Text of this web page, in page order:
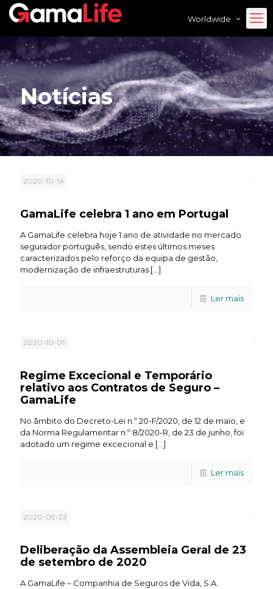
Worldwide
Notícias
2020-10-14
GamaLife celebra 1 ano em Portugal
A GamaLife celebra hoje 1 ano de atividade no mercado
segurador português, sendo estes últimos meses
caracterizados pelo reforço da equipa de gestão,
modernização de infraestruturas […]
Ler mais
2020-10-09
Regime Excecional e Temporário
relativo aos Contratos de Seguro –
GamaLife
No âmbito do Decreto-Lei n.º 20-F/2020, de 12 de maio, e
da Norma Regulamentar n.º 8/2020-R, de 23 de junho, foi
adotado um regime excecional e […]
Ler mais
2020-09-23
Deliberação da Assembleia Geral de 23
de setembro de 2020
A GamaLife – Companhia de Seguros de Vida, S.A.